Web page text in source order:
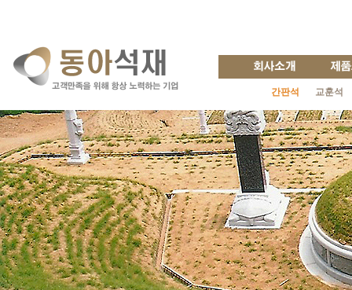
간판석 교훈석